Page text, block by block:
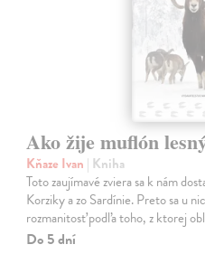
Ako žije muflón
Kňaze Ivan | Kniha
Toto zaujímavé zviera sa k nám
Korziky a zo Sardínie. Preto sa u
rozmanitosť podľa toho, z ktorej
Do 5 dní